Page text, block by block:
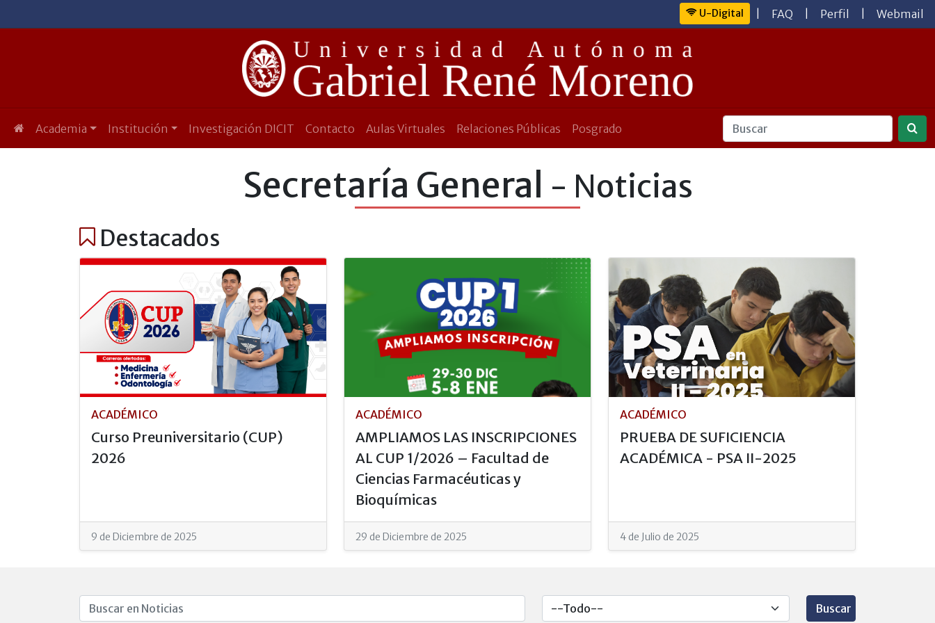
U-Digital FAQ Perfil Webmail
Academia Institución Investigación DICIT Contacto Aulas Virtuales Relaciones Públicas Posgrado
Secretaría General - Noticias
Destacados
ACADÉMICO
Curso Preuniversitario (CUP)
2026
9 de Diciembre de 2025
ACADÉMICO
AMPLIAMOS LAS INSCRIPCIONES
AL CUP 1/2026 – Facultad de
Ciencias Farmacéuticas y
Bioquímicas
29 de Diciembre de 2025
ACADÉMICO
PRUEBA DE SUFICIENCIA
ACADÉMICA - PSA II-2025
4 de Julio de 2025
Buscar